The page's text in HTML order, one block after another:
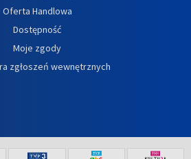
Oferta Handlowa
Dostępność
Moje zgody
zgłoszeń wewnętrznych